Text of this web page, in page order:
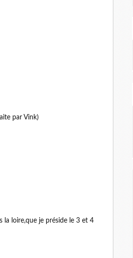
par Vink)
la loire,que je préside le 3 et 4